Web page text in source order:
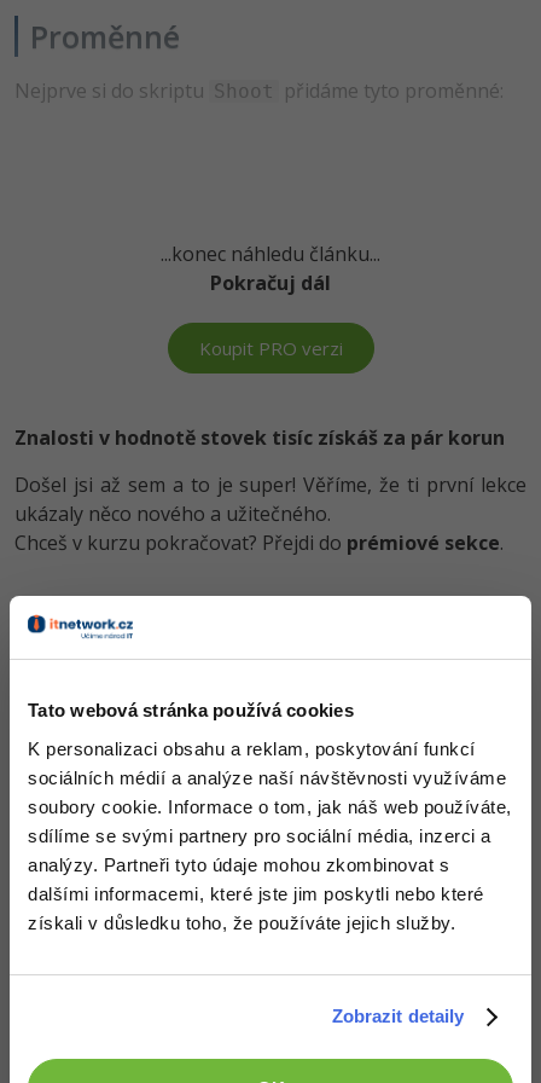
Tato webová stránka používá cookies
K personalizaci obsahu a reklam, poskytování funkcí
sociálních médií a analýze naší návštěvnosti využíváme
soubory cookie. Informace o tom, jak náš web používáte,
sdílíme se svými partnery pro sociální média, inzerci a
analýzy. Partneři tyto údaje mohou zkombinovat s
dalšími informacemi, které jste jim poskytli nebo které
získali v důsledku toho, že používáte jejich služby.
Zobrazit detaily
Copywriter
WordPress specialista
Algoritmy
Umělá inteligence (AI) -10%
Kurzy e-commerce
Datová analýza
Digitální gramotnost
Marketing -30%
WordPress
-30%
Business
Kryptoměny -25%
Copywriting -30%
-80%
Photoshop -80%
-80%
Adobe Lightroom
Adobe InDesign
Adobe After Effects
Blender -80%
Inkscape
Blog
Kariéra
Pro firmy
Proměnné
Nejprve si do skriptu Shoot přidáme tyto proměnné:
...konec náhledu článku...
Pokračuj dál
Koupit PRO verzi
Znalosti v hodnotě stovek tisíc získáš za pár korun
Došel jsi až sem a to je super! Věříme, že ti první lekce
ukázaly něco nového a užitečného.
Chceš v kurzu pokračovat? Přejdi do prémiové sekce.
Obsah článku spadá pod licenci
smluvními podmínkami
Co od nás v dalších lekcích dostaneš?
Přístup k jednotlivým lekcím dle způsobu pořízení.
Kvalitní znalostiv oblasti IT.
Dovednosti, které ti pomohou získat vysněnou a
dobře placenou práci.
Požadovaný článek má následující obsah: